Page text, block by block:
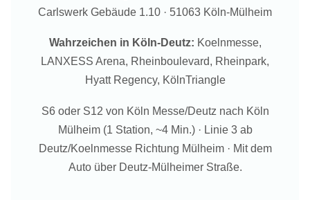
Carlswerk Gebäude 1.10 · 51063 Köln-Mülheim
Wahrzeichen in Köln-Deutz: Koelnmesse,
LANXESS Arena, Rheinboulevard, Rheinpark,
Hyatt Regency, KölnTriangle
S6 oder S12 von Köln Messe/Deutz nach Köln
Mülheim (1 Station, ~4 Min.) · Linie 3 ab
Deutz/Koelnmesse Richtung Mülheim · Mit dem
Auto über Deutz-Mülheimer Straße.